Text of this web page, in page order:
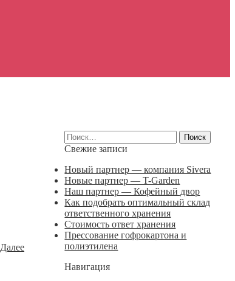
Далее
Найти:
Свежие записи
Новый партнер — компания Sivera
Новые партнер — T-Garden
Наш партнер — Кофейный двор
Как подобрать оптимальный склад
ответственного хранения
Стоимость ответ хранения
Прессование гофрокартона и
полиэтилена
Навигация